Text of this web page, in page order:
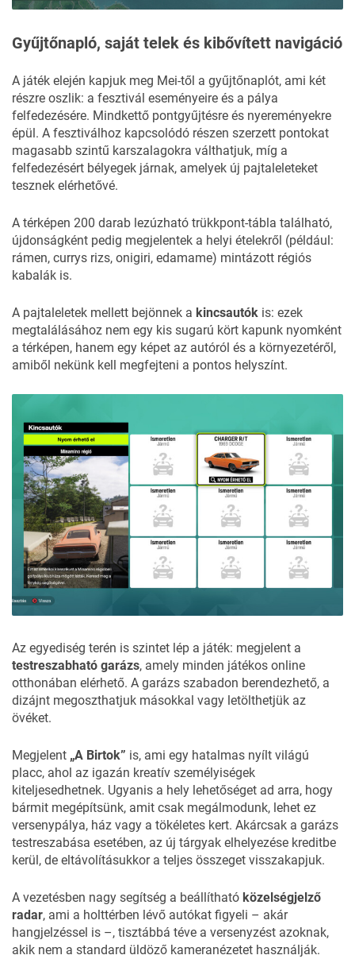
Gyűjtőnapló, saját telek és kibővített navigáció
A játék elején kapjuk meg Mei-től a gyűjtőnaplót, ami két
részre oszlik: a fesztivál eseményeire és a pálya
felfedezésére. Mindkettő pontgyűjtésre és nyereményekre
épül. A fesztiválhoz kapcsolódó részen szerzett pontokat
magasabb szintű karszalagokra válthatjuk, míg a
felfedezésért bélyegek járnak, amelyek új pajtaleleteket
tesznek elérhetővé.
A térképen 200 darab lezúzható trükkpont-tábla található,
újdonságként pedig megjelentek a helyi ételekről (például:
rámen, currys rizs, onigiri, edamame) mintázott régiós
kabalák is.
A pajtaleletek mellett bejönnek a kincsautók is: ezek
megtalálásához nem egy kis sugarú kört kapunk nyomként
a térképen, hanem egy képet az autóról és a környezetéről,
amiből nekünk kell megfejteni a pontos helyszínt.
Az egyediség terén is szintet lép a játék: megjelent a
testreszabható garázs, amely minden játékos online
otthonában elérhető. A garázs szabadon berendezhető, a
dizájnt megoszthatjuk másokkal vagy letölthetjük az
övéket.
Megjelent „A Birtok” is, ami egy hatalmas nyílt világú
placc, ahol az igazán kreatív személyiségek
kiteljesedhetnek. Ugyanis a hely lehetőséget ad arra, hogy
bármit megépítsünk, amit csak megálmodunk, lehet ez
versenypálya, ház vagy a tökéletes kert. Akárcsak a garázs
testreszabása esetében, az új tárgyak elhelyezése kreditbe
kerül, de eltávolításukkor a teljes összeget visszakapjuk.
A vezetésben nagy segítség a beállítható közelségjelző
radar, ami a holttérben lévő autókat figyeli – akár
hangjelzéssel is –, tisztábbá téve a versenyzést azoknak,
akik nem a standard üldöző kameranézetet használják.